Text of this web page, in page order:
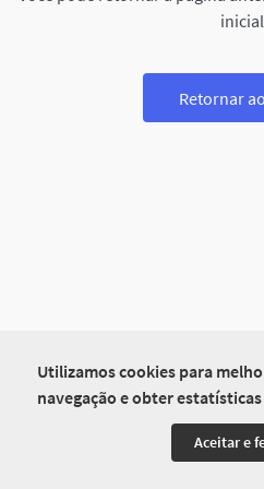
Utilizamos cookies para
navegação e obter
Aceitar e
Retornar